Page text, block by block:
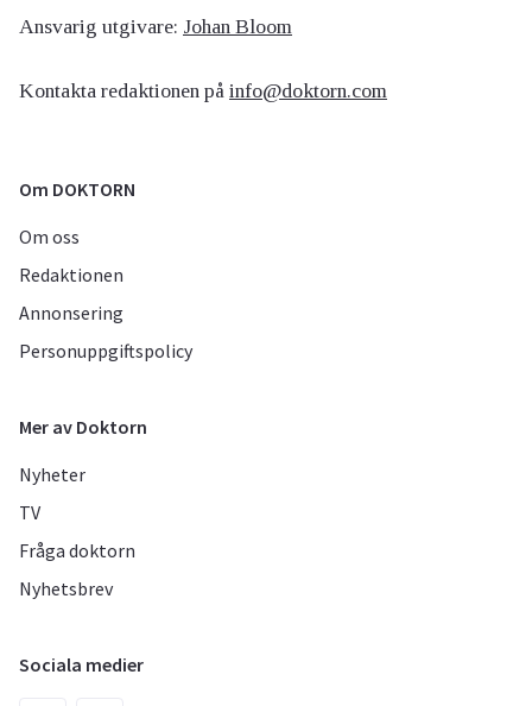
Ansvarig utgivare: Johan Bloom
Kontakta redaktionen på info@doktorn.com
Om DOKTORN
Om oss
Redaktionen
Annonsering
Personuppgiftspolicy
Mer av Doktorn
Nyheter
TV
Fråga doktorn
Nyhetsbrev
Sociala medier